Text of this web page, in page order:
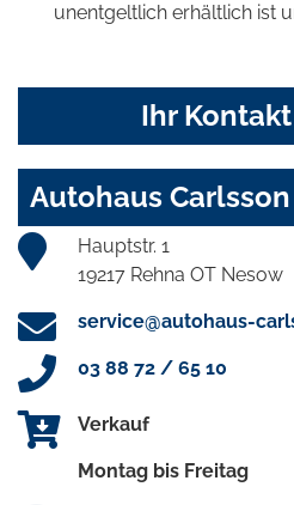
unentgeltlich erhältlich ist
Ihr
Autohaus Carlsson
Hauptstr. 1
19217 Rehna OT Nesow
service@autohaus-
03 88 72 / 65 10
Verkauf
Montag bis Freitag